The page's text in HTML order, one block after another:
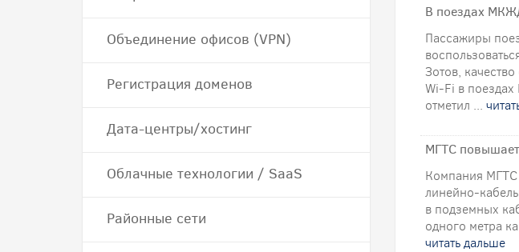
В поездах
Пассажиры
Зотов,
Wi-Fi в поездах
отметил ...
МГТС
Компания МГТС
линейно-
в подземных
одного метра
читать дальше
Объединение офисов (VPN)
Регистрация доменов
Дата-центры/хостинг
Облачные технологии / SaaS
Районные сети